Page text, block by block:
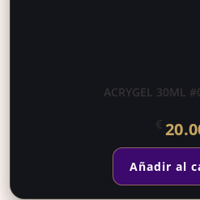
ACRYGEL 30ML
Añadir al